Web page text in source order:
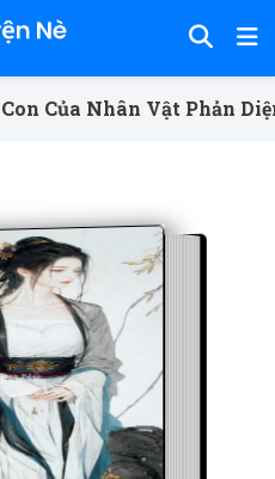
Của Nhân Vật Phản